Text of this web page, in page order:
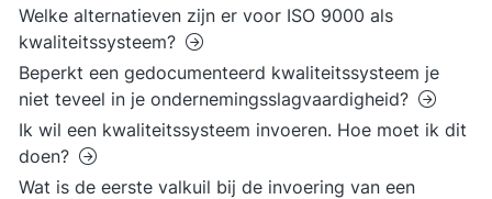
Welke alternatieven zijn er voor ISO 9000 als
kwaliteitssysteem?
Beperkt een gedocumenteerd kwaliteitssysteem je
niet teveel in je ondernemingsslagvaardigheid?
Ik wil een kwaliteitssysteem invoeren. Hoe moet ik dit
doen?
Wat is de eerste valkuil bij de invoering van een